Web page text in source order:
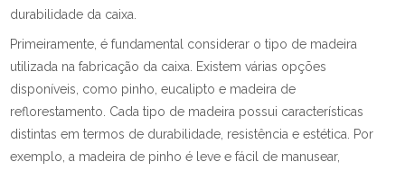
durabilidade da caixa.
Primeiramente, é fundamental considerar o tipo de madeira
utilizada na fabricação da caixa. Existem várias opções
disponíveis, como pinho, eucalipto e madeira de
reflorestamento. Cada tipo de madeira possui características
distintas em termos de durabilidade, resistência e estética. Por
exemplo, a madeira de pinho é leve e fácil de manusear,